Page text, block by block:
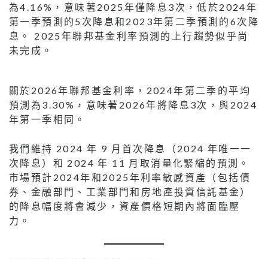
為4.16%，意味著2025年僅降息3次，低於2024年
第一季預測的5次降息和2023年第二季預測的6次降
息。 2025年聯邦基金利率預測的上行趨勢似乎尚
未完成。
關於2026年聯邦基金利率，2024年第二季的平均
預測為3.30%，意味著2026年將降息3次，與2024
年第一季相同。
我們維持 2024 年 9 月首次降息（2024 年唯一一
次降息）和 2024 年 11 月取消量化緊縮的預測。
市場預計2024年和2025年利率敏感資產（包括債
券、金融部門、工業部門和房地產投資信託基金）
的降息幅度將會減少，資產價格短期內將面臨壓
力。